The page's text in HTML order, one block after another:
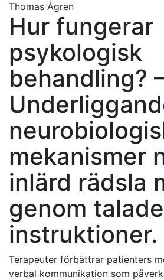
Thomas Ågren
Hur fungerar
psykologisk
behandling?
mekanismer
inlärd rädsla
genom talade
instruktioner.
Terapeuter förbättrar patienters
verbal kommunikation som